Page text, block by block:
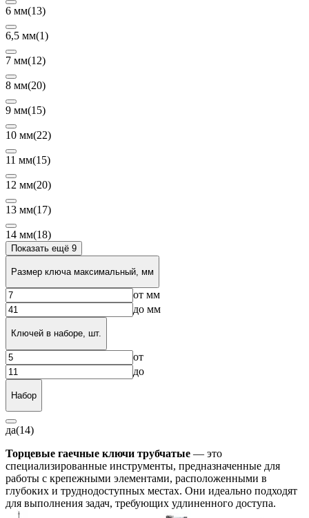
6 мм(13)
6,5 мм(1)
7 мм(12)
8 мм(20)
9 мм(15)
10 мм(22)
11 мм(15)
12 мм(20)
13 мм(17)
14 мм(18)
Показать ещё 9
Размер ключа максимальный, мм
от мм
до мм
Ключей в наборе, шт.
от
до
Набор
да(14)
Торцевые гаечные ключи трубчатые — это
специализированные инструменты, предназначенные для
работы с крепежными элементами, расположенными в
глубоких и труднодоступных местах. Они идеально подходят
для выполнения задач, требующих удлиненного доступа.